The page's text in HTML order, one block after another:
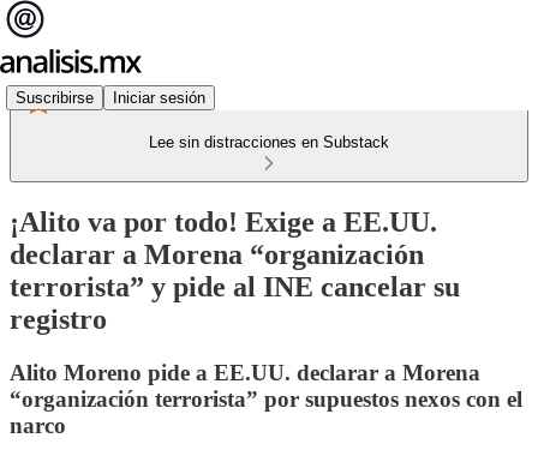
Suscribirse Iniciar sesión
Lee sin distracciones en Substack
¡Alito va por todo! Exige a EE.UU.
declarar a Morena “organización
terrorista” y pide al INE cancelar su
registro
Alito Moreno pide a EE.UU. declarar a Morena
“organización terrorista” por supuestos nexos con el
narco